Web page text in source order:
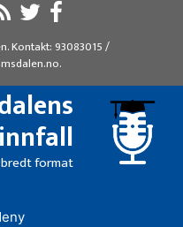
. Kontakt: 93083015/
.
innfall
format